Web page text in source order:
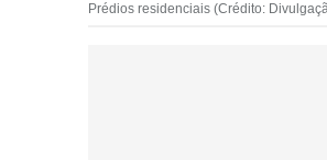
Prédios residenciais (Crédito: